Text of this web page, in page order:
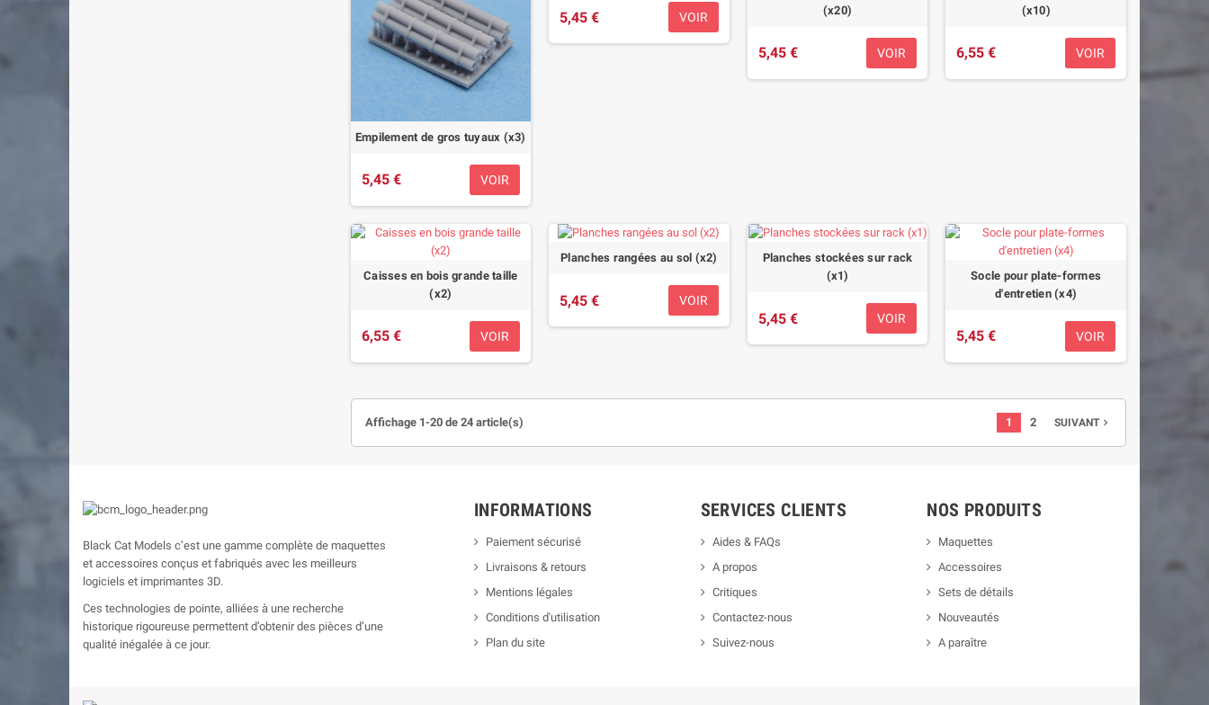
Empilement de gros tuyaux (x3)
5,45 € VOIR
5,45 € VOIR
(x20)
5,45 € VOIR
(x10)
6,55 € VOIR
Caisses en bois grande taille
(x2)
6,55 € VOIR
Planches rangées au sol (x2)
5,45 € VOIR
Planches stockées sur rack
(x1)
5,45 € VOIR
Socle pour plate-formes
d'entretien (x4)
5,45 € VOIR
Affichage 1-20 de 24 article(s) 1 2 SUIVANT
Black Cat Models c’est une gamme complète de maquettes
et accessoires conçus et fabriqués avec les meilleurs
logiciels et imprimantes 3D.
Ces technologies de pointe, alliées à une recherche
historique rigoureuse permettent d’obtenir des pièces d’une
qualité inégalée à ce jour.
INFORMATIONS
Paiement sécurisé
Livraisons & retours
Mentions légales
Conditions d'utilisation
Plan du site
SERVICES CLIENTS
Aides & FAQs
A propos
Critiques
Contactez-nous
Suivez-nous
NOS PRODUITS
Maquettes
Accessoires
Sets de détails
Nouveautés
A paraître